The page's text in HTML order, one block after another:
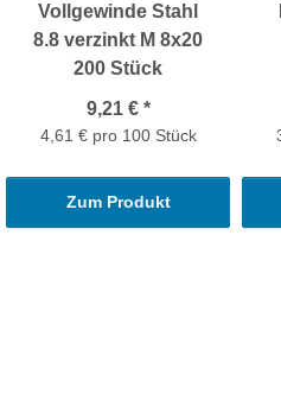
Vollgewinde Stahl
8.8 verzinkt M 8x20
200 Stück
9,21 € *
4,61 € pro 100 Stück
Zum Produkt